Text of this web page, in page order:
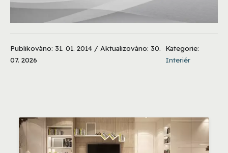
Publikováno: 31. 01. 2014 / Aktualizováno: 30.
07. 2026
Kategorie:
Interiér